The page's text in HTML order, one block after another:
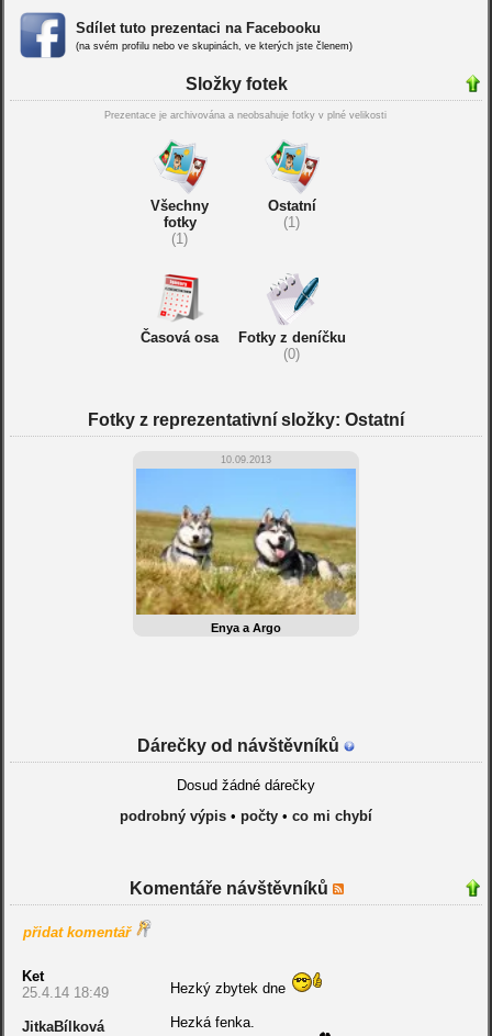
Sdílet tuto prezentaci na Facebooku
(na svém profilu nebo ve skupinách, ve kterých jste členem)
Složky fotek
Prezentace je archivována a neobsahuje fotky v plné velikosti
Všechny
fotky
(1)
Ostatní
(1)
Časová osa
Fotky z deníčku
(0)
Fotky z reprezentativní složky: Ostatní
10.09.2013
Enya a Argo
Dárečky od návštěvníků
Dosud žádné dárečky
podrobný výpis• počty• co mi chybí
Komentáře návštěvníků
přidat komentář
Ket
25.4.14 18:49
Hezký zbytek dne
JitkaBílková
Hezká fenka.